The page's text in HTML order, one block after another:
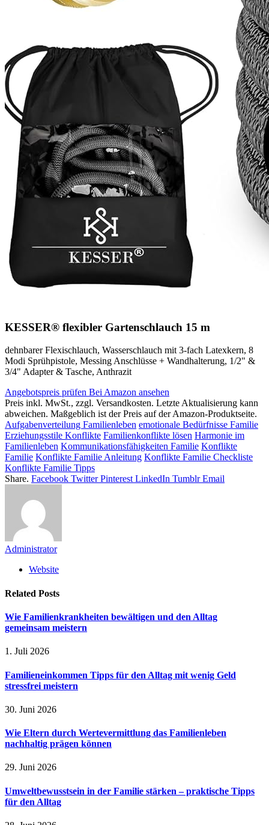
KESSER® flexibler Gartenschlauch 15 m
dehnbarer Flexischlauch, Wasserschlauch mit 3-fach Latexkern, 8
Modi Sprühpistole, Messing Anschlüsse + Wandhalterung, 1/2" &
3/4" Adapter & Tasche, Anthrazit
Angebotspreis prüfen Bei Amazon ansehen
Preis inkl. MwSt., zzgl. Versandkosten. Letzte Aktualisierung kann
abweichen. Maßgeblich ist der Preis auf der Amazon-Produktseite.
Aufgabenverteilung Familienleben emotionale Bedürfnisse Familie
Erziehungsstile Konflikte Familienkonflikte lösen Harmonie im
Familienleben Kommunikationsfähigkeiten Familie Konflikte
Familie Konflikte Familie Anleitung Konflikte Familie Checkliste
Konflikte Familie Tipps
Share. Facebook Twitter Pinterest LinkedIn Tumblr Email
Administrator
Website
Related Posts
Wie Familienkrankheiten bewältigen und den Alltag
gemeinsam meistern
1. Juli 2026
Familieneinkommen Tipps für den Alltag mit wenig Geld
stressfrei meistern
30. Juni 2026
Wie Eltern durch Wertevermittlung das Familienleben
nachhaltig prägen können
29. Juni 2026
Umweltbewusstsein in der Familie stärken – praktische Tipps
für den Alltag